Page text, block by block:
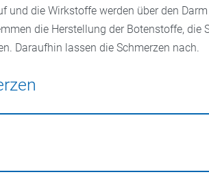
und die Wirkstoffe werden über den
die Herstellung der Botenstoffe, die
Daraufhin lassen die Schmerzen nach.
sind Tabletten mit den Wirkstoffen ASS,
bei erkältungsbedingten
mit verschiedensten Symptomen sehr